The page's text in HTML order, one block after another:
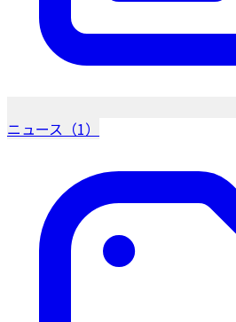
ニュース（1）